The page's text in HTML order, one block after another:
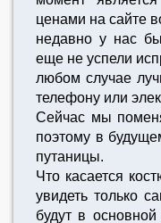
ценами на сайте
недавно у нас
еще не успели
любом случае
телефону или
Сейчас мы
поэтому в
путаницы.
Что касается
увидеть только
будут в